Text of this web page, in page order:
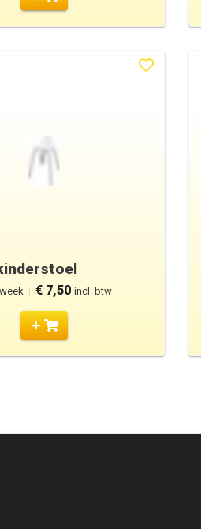
| € 7,50 incl. btw